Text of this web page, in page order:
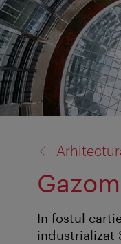
In fostul
industrializat